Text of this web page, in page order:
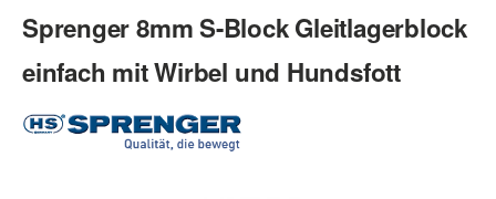
Sprenger 8mm S-Block Gleitlagerblock
einfach mit Wirbel und Hundsfott